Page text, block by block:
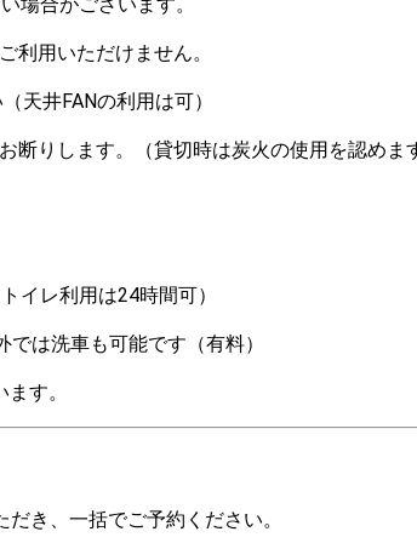
用いただけません。
天井FANの利用は可）
断りします。（貸切時は炭火の使用を認めま
イレ利用は24時間可）
は洗車も可能です（有料）
す。
き、一括でご予約ください。